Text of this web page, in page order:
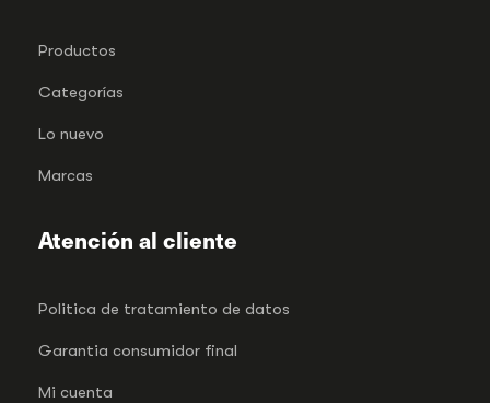
Productos
Categorías
Lo nuevo
Marcas
Atención al cliente
Politica de tratamiento de datos
Garantia consumidor final
Mi cuenta